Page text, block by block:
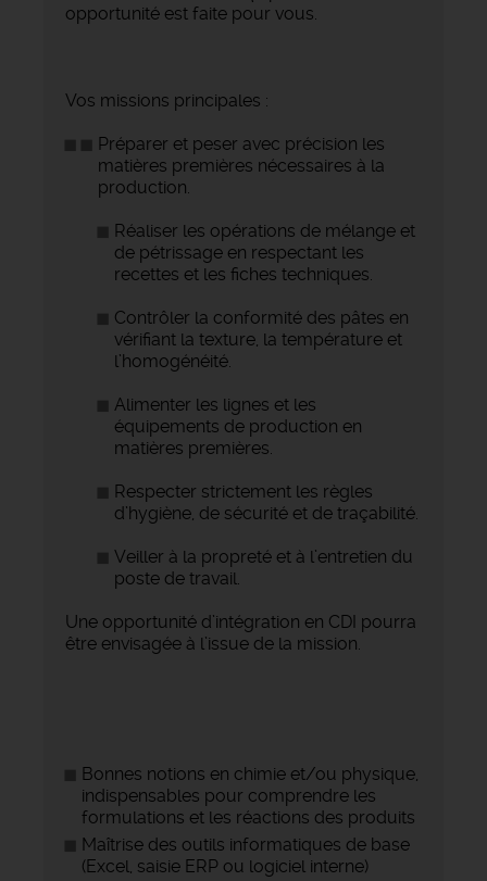
opportunité est faite pour vous.
Vos missions principales :
Préparer et peser avec précision les
matières premières nécessaires à la
production.
Réaliser les opérations de mélange et
de pétrissage en respectant les
recettes et les fiches techniques.
Contrôler la conformité des pâtes en
vérifiant la texture, la température et
l’homogénéité.
Alimenter les lignes et les
équipements de production en
matières premières.
Respecter strictement les règles
d’hygiène, de sécurité et de traçabilité.
Veiller à la propreté et à l’entretien du
poste de travail.
Une opportunité d’intégration en CDI pourra
être envisagée à l’issue de la mission.
Bonnes notions en chimie et/ou physique,
indispensables pour comprendre les
formulations et les réactions des produits
Maîtrise des outils informatiques de base
(Excel, saisie ERP ou logiciel interne)